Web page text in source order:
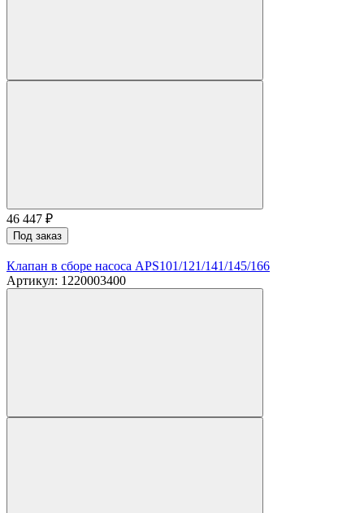
46 447 ₽
Под заказ
Клапан в сборе насоса APS101/121/141/145/166
Артикул: 1220003400